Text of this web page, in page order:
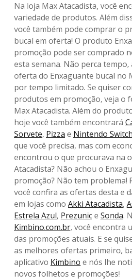
Na loja Max Atacadista, você
variedade de produtos. Além
você também pode comprar o
bucal em oferta! O produto
promoção pode ser comprado
esta semana. Não perca
oferta do Enxaguante bucal no
por tempo limitado. Se quiser
produtos em promoção, veja o
Max Atacadista. Além do
hoje você também encontrará
Sorvete, Pizza e Nintendo Switch
que você precisa, mas com
encontrou o que procurava na
Atacadista? Não achou o
promoção? Não tem problema!
você confira as ofertas desta e
em lojas como Akki Atacadista,
Estrela Azul, Prezunice Sonda.
Kimbino.com.br, você encontra
das promoções atuais. E se
as melhores ofertas primeiro,
aplicativo Kimbino e nós lhe
novos folhetos e promoções!